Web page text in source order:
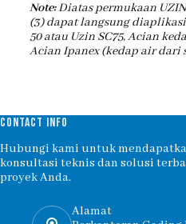
Note:Diatas permukaan
(3) dapat langsung
50 atau Uzin SC75, Acian
Acian Ipanex (kedap air dari
CONTACT INFO
Hubungi kami untuk
konsultasi teknis dan solusi
proyek Anda.
Alamat